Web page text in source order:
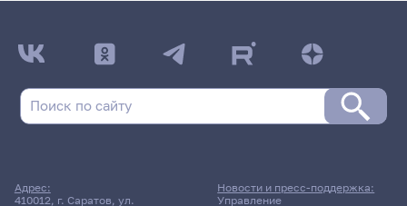
ДАТА ПОСЛЕДНЕГО ОБНОВЛЕНИЯ:
27.01.2026
журналистики
Заочная форма обучения | 511 группа
Расписание сессии еще не заполнено!
Адрес:
410012, г. Саратов, ул.
Новости и пресс-поддержка:
Управление